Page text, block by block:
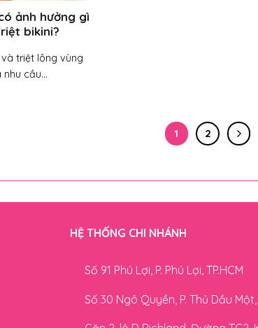
ảnh hưởng gì
bikini?
triệt lông vùng
cầu...
1 2
HỆ THỐNG CHI NHÁNH
Số 91 Phú Lợi, P. Phú Lợi, TP.HCM
Số 30 Ngô Quyền, P. Thủ Dầu Một,